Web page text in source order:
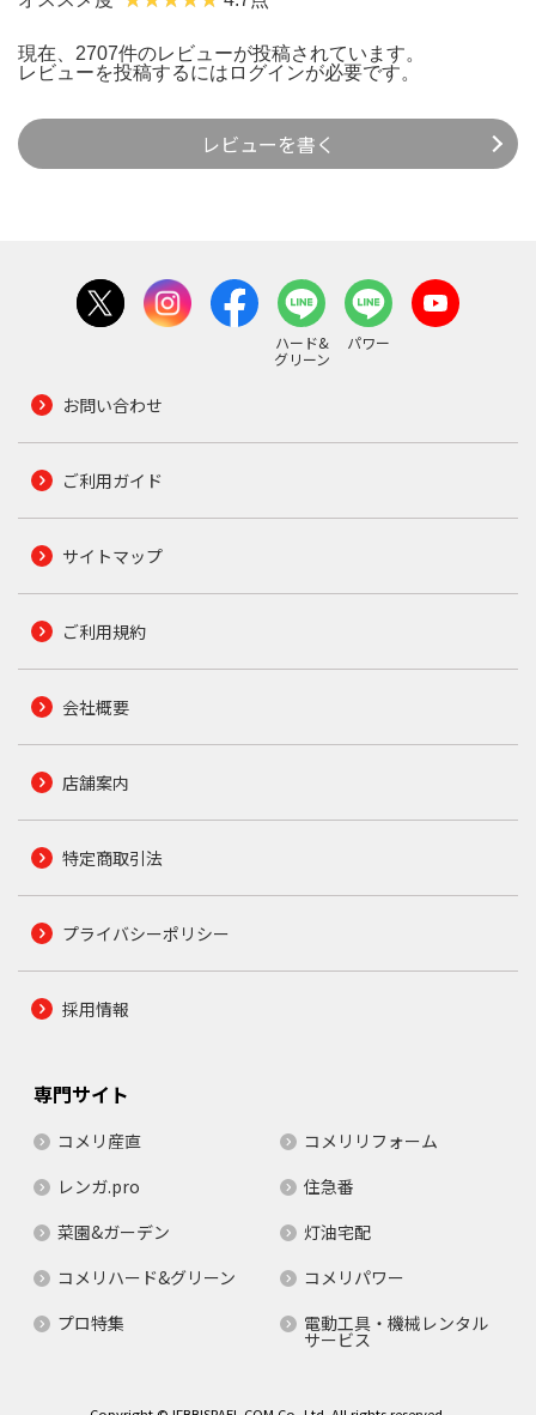
現在、2707件のレビューが投稿されています。
レビューを投稿するには ログインが必要です。
レビューを書く
ハード&
グリーン
パワー
お問い合わせ
ご利用ガイド
サイトマップ
ご利用規約
会社概要
店舗案内
特定商取引法
プライバシーポリシー
採用情報
専門サイト
コメリ産直
コメリリフォーム
レンガ.pro
住急番
菜園&ガーデン
灯油宅配
コメリハード&グリーン
コメリパワー
プロ特集
電動工具・機械レンタル
サービス